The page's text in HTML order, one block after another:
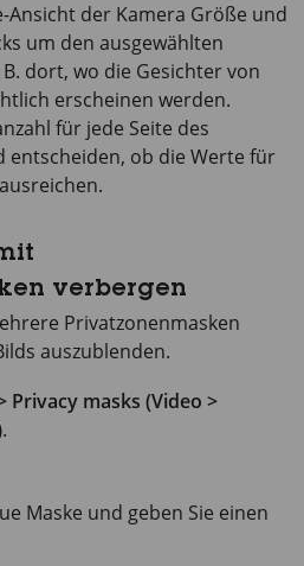
Ansicht der Kamera Größe und
um den ausgewählten
dort, wo die Gesichter von
erscheinen werden.
für jede Seite des
entscheiden, ob die Werte für
verbergen
Privatzonenmasken
auszublenden.
Privacy masks (Video >
.
Maske und geben Sie einen